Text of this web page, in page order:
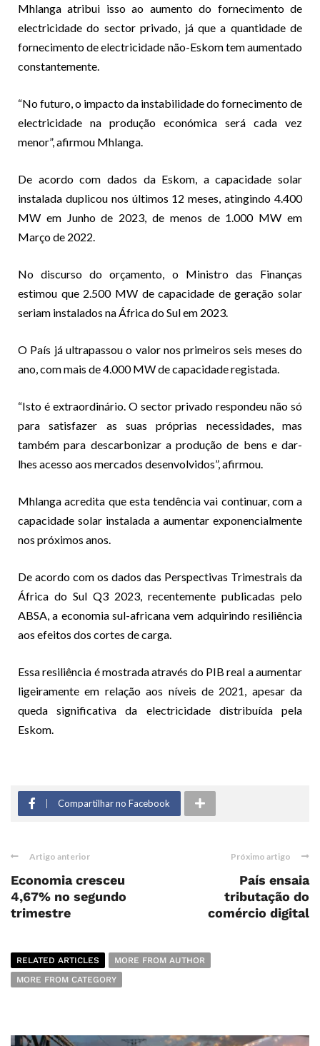
Mhlanga atribui isso ao aumento do fornecimento de
electricidade do sector privado, já que a quantidade de
fornecimento de electricidade não-Eskom tem aumentado
constantemente.
“No futuro, o impacto da instabilidade do fornecimento de
electricidade na produção económica será cada vez
menor”, afirmou Mhlanga.
De acordo com dados da Eskom, a capacidade solar
instalada duplicou nos últimos 12 meses, atingindo 4.400
MW em Junho de 2023, de menos de 1.000 MW em
Março de 2022.
No discurso do orçamento, o Ministro das Finanças
estimou que 2.500 MW de capacidade de geração solar
seriam instalados na África do Sul em 2023.
O País já ultrapassou o valor nos primeiros seis meses do
ano, com mais de 4.000 MW de capacidade registada.
“Isto é extraordinário. O sector privado respondeu não só
para satisfazer as suas próprias necessidades, mas
também para descarbonizar a produção de bens e dar-
lhes acesso aos mercados desenvolvidos”, afirmou.
Mhlanga acredita que esta tendência vai continuar, com a
capacidade solar instalada a aumentar exponencialmente
nos próximos anos.
De acordo com os dados das Perspectivas Trimestrais da
África do Sul Q3 2023, recentemente publicadas pelo
ABSA, a economia sul-africana vem adquirindo resiliência
aos efeitos dos cortes de carga.
Essa resiliência é mostrada através do PIB real a aumentar
ligeiramente em relação aos níveis de 2021, apesar da
queda significativa da electricidade distribuída pela
Eskom.
Compartilhar no Facebook
Artigo anterior
Economia cresceu
4,67% no segundo
trimestre
Próximo artigo
País ensaia
tributação do
comércio digital
RELATED ARTICLES
MORE FROM AUTHOR
MORE FROM CATEGORY